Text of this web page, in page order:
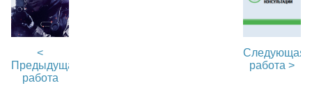
<
Предыдущая
работа
Следующая
работа >